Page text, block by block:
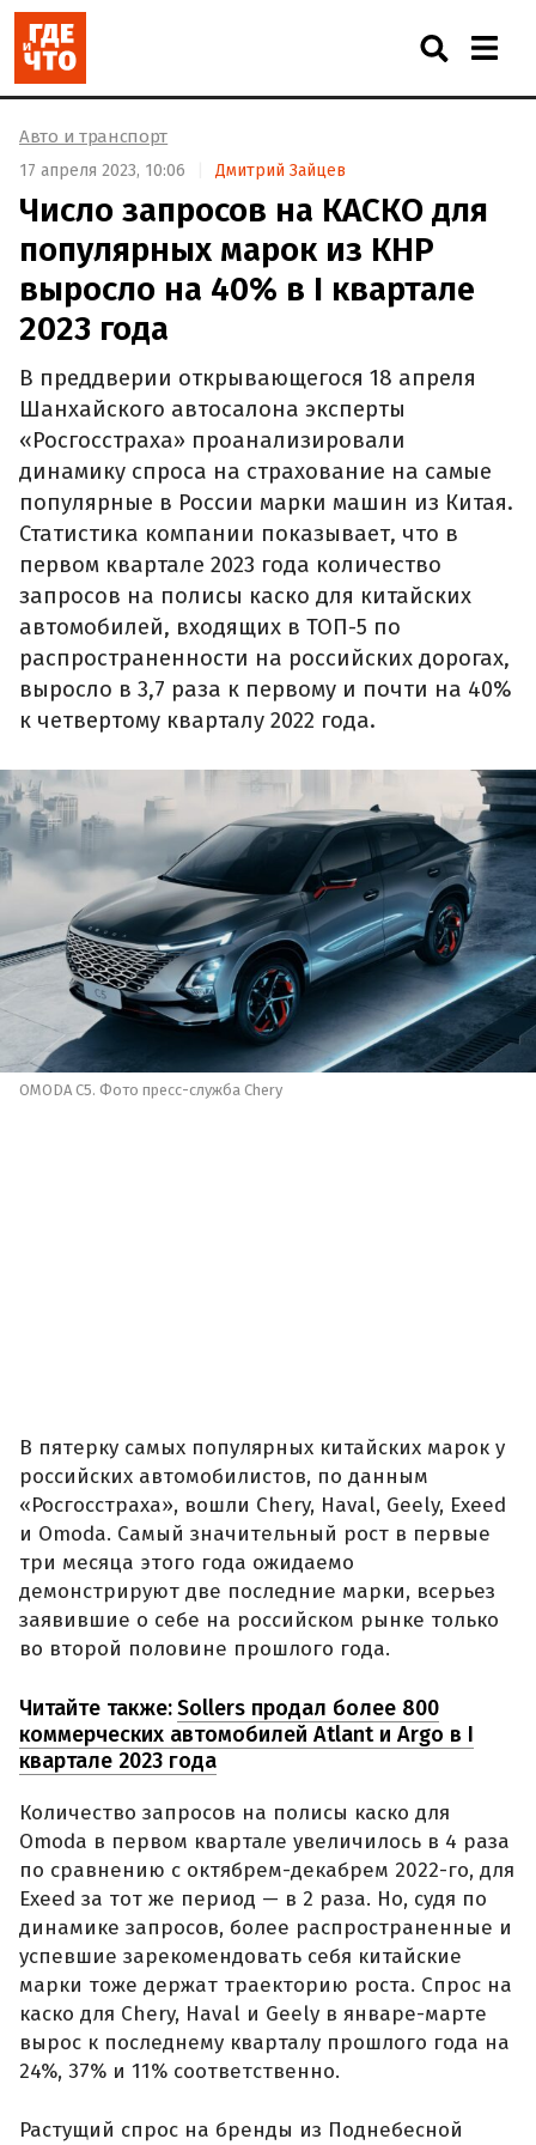
Авто и транспорт
17 апреля 2023, 10:06 Дмитрий Зайцев
Число запросов на КАСКО для
популярных марок из КНР
выросло на 40% в I квартале
2023 года
В преддверии открывающегося 18 апреля
Шанхайского автосалона эксперты
«Росгосстраха» проанализировали
динамику спроса на страхование на самые
популярные в России марки машин из Китая.
Статистика компании показывает, что в
первом квартале 2023 года количество
запросов на полисы каско для китайских
автомобилей, входящих в ТОП-5 по
распространенности на российских дорогах,
выросло в 3,7 раза к первому и почти на 40%
к четвертому кварталу 2022 года.
OMODA C5. Фото пресс-служба Chery
В пятерку самых популярных китайских марок у
российских автомобилистов, по данным
«Росгосстраха», вошли Chery, Haval, Geely, Exeed
и Omoda. Самый значительный рост в первые
три месяца этого года ожидаемо
демонстрируют две последние марки, всерьез
заявившие о себе на российском рынке только
во второй половине прошлого года.
Читайте также:Sollers продал более 800
коммерческих автомобилей Atlant и Argo в I
квартале 2023 года
Количество запросов на полисы каско для
Omoda в первом квартале увеличилось в 4 раза
по сравнению с октябрем-декабрем 2022-го, для
Exeed за тот же период — в 2 раза. Но, судя по
динамике запросов, более распространенные и
успевшие зарекомендовать себя китайские
марки тоже держат траекторию роста. Спрос на
каско для Chery, Haval и Geely в январе-марте
вырос к последнему кварталу прошлого года на
24%, 37% и 11% соответственно.
Растущий спрос на бренды из Поднебесной